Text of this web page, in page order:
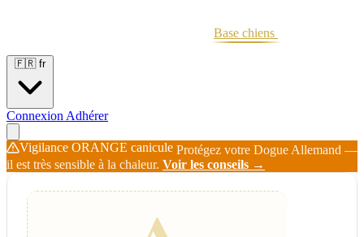
Base chiens
🇫🇷 fr
Connexion Adhérer
Vigilance ORANGE canicule Protégez votre Dogue Allemand —
il est très sensible à la chaleur. Voir les conseils →